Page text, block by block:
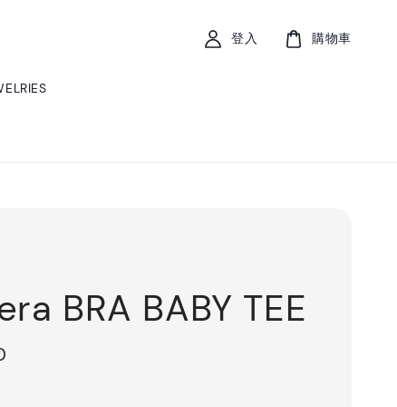
登入 購物車
BRA BABY TEE